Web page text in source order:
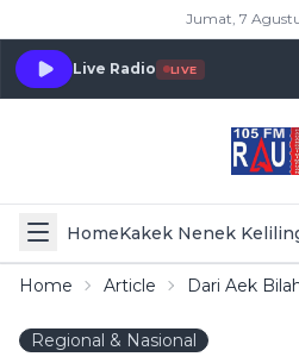
Jumat, 7
Live Radio LIVE
HomeKakek Nenek
Home Article Dari Aek
Regional & Nasional